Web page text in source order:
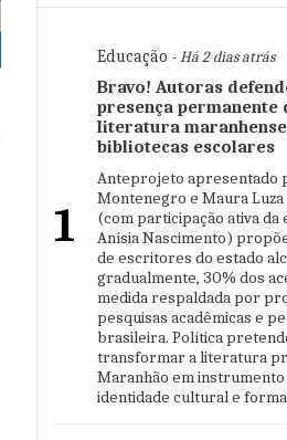
1
Educação - Há 2 dias atrás
Bravo! Autoras
presença permanente
literatura
bibliotecas escolares
Anteprojeto apresentado
Montenegro e Maura Luza
(com participação ativa
Anísia Nascimento)
de escritores do estado
gradualmente, 30% dos
medida respaldada por
pesquisas acadêmicas e
brasileira. Política
transformar a literatura
Maranhão em
identidade cultural e